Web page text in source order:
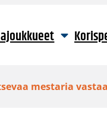
mestaria